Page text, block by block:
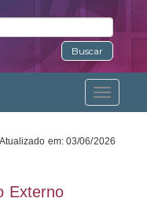
Buscar
Toggle
navigation
Atualizado em: 03/06/2026
Externo